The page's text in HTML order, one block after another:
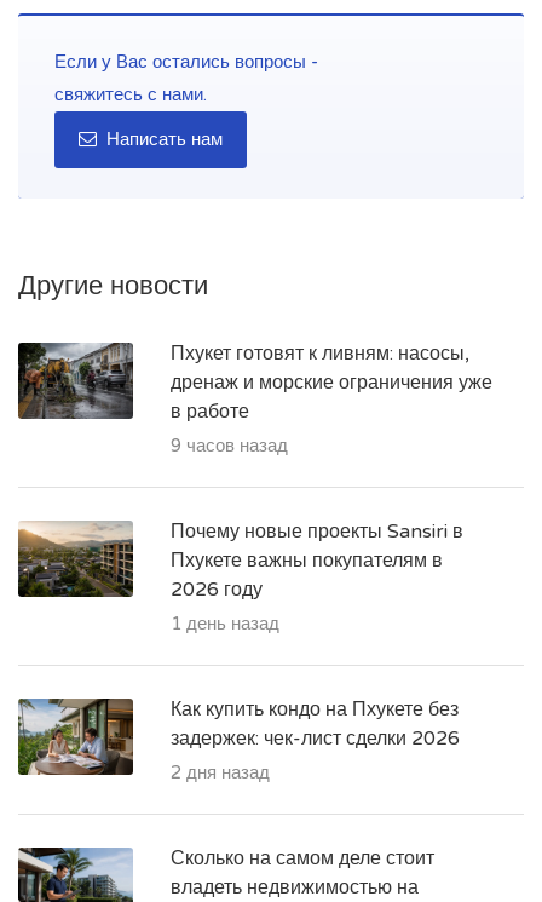
Если у Вас остались вопросы -
свяжитесь с нами.
Написать нам
Другие новости
Пхукет готовят к ливням: насосы,
дренаж и морские ограничения уже
в работе
9 часов назад
Почему новые проекты Sansiri в
Пхукете важны покупателям в
2026 году
1 день назад
Как купить кондо на Пхукете без
задержек: чек-лист сделки 2026
2 дня назад
Сколько на самом деле стоит
владеть недвижимостью на